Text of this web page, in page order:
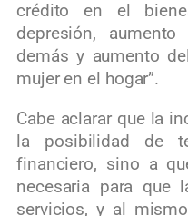
crédito en el
depresión,
demás y aumento
mujer en el hogar”.
Cabe aclarar que la
la posibilidad de
financiero, sino a
necesaria para que
servicios, y al